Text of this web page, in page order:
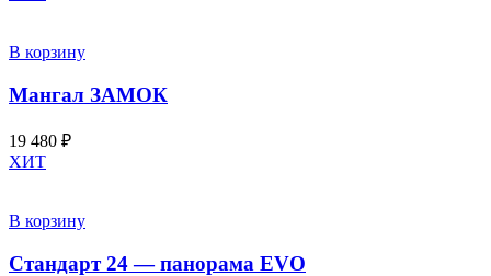
В корзину
Мангал ЗАМОК
19 480 ₽
ХИТ
В корзину
Стандарт 24 — панорама EVO